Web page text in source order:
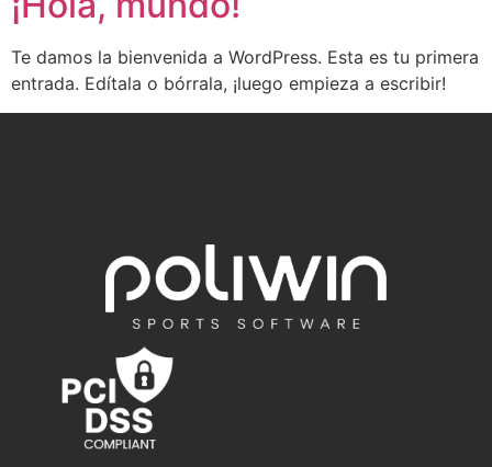
Te damos la bienvenida a WordPress. Esta es tu primera
entrada. Edítala o bórrala, ¡luego empieza a escribir!